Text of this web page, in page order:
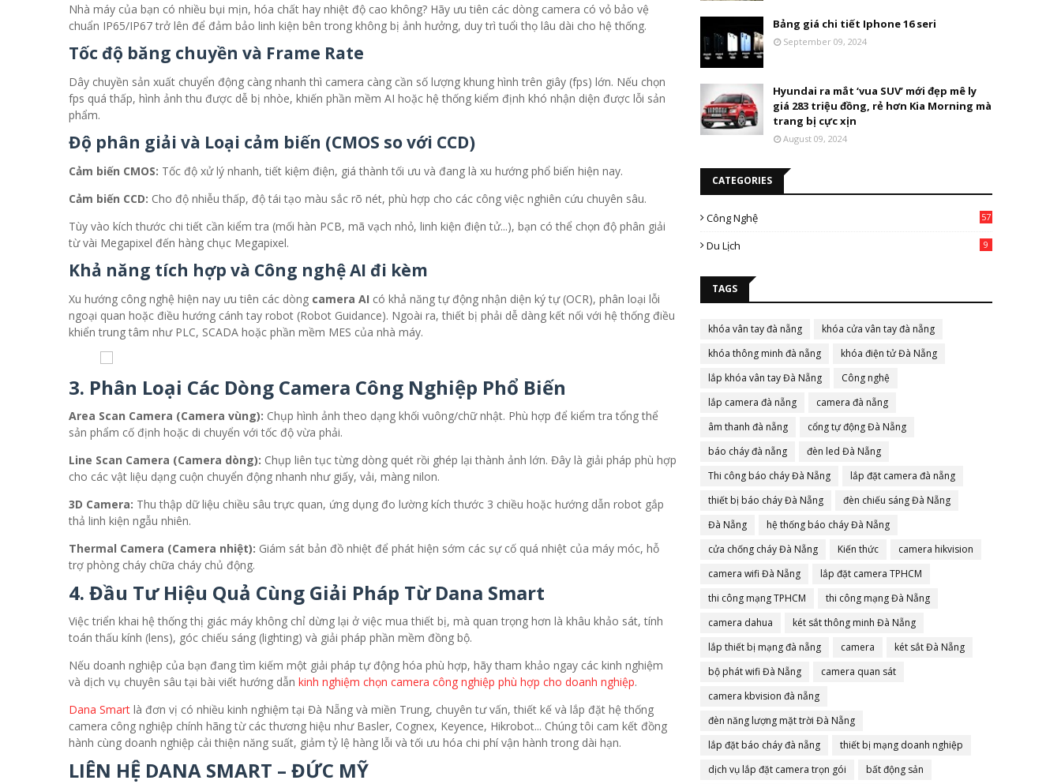
Nhà máy của bạn có nhiều bụi mịn, hóa chất hay nhiệt độ cao không? Hãy ưu tiên các dòng camera có vỏ bảo vệ
chuẩn IP65/IP67 trở lên để đảm bảo linh kiện bên trong không bị ảnh hưởng, duy trì tuổi thọ lâu dài cho hệ thống.
Tốc độ băng chuyền và Frame Rate
Dây chuyền sản xuất chuyển động càng nhanh thì camera càng cần số lượng khung hình trên giây (fps) lớn. Nếu chọn
fps quá thấp, hình ảnh thu được dễ bị nhòe, khiến phần mềm AI hoặc hệ thống kiểm định khó nhận diện được lỗi sản
phẩm.
Độ phân giải và Loại cảm biến (CMOS so với CCD)
Cảm biến CMOS: Tốc độ xử lý nhanh, tiết kiệm điện, giá thành tối ưu và đang là xu hướng phổ biến hiện nay.
Cảm biến CCD: Cho độ nhiễu thấp, độ tái tạo màu sắc rõ nét, phù hợp cho các công việc nghiên cứu chuyên sâu.
Tùy vào kích thước chi tiết cần kiểm tra (mối hàn PCB, mã vạch nhỏ, linh kiện điện tử...), bạn có thể chọn độ phân giải
từ vài Megapixel đến hàng chục Megapixel.
Khả năng tích hợp và Công nghệ AI đi kèm
Xu hướng công nghệ hiện nay ưu tiên các dòng camera AI có khả năng tự động nhận diện ký tự (OCR), phân loại lỗi
ngoại quan hoặc điều hướng cánh tay robot (Robot Guidance). Ngoài ra, thiết bị phải dễ dàng kết nối với hệ thống điều
khiển trung tâm như PLC, SCADA hoặc phần mềm MES của nhà máy.
3. Phân Loại Các Dòng Camera Công Nghiệp Phổ Biến
Area Scan Camera (Camera vùng): Chụp hình ảnh theo dạng khối vuông/chữ nhật. Phù hợp để kiểm tra tổng thể
sản phẩm cố định hoặc di chuyển với tốc độ vừa phải.
Line Scan Camera (Camera dòng): Chụp liên tục từng dòng quét rồi ghép lại thành ảnh lớn. Đây là giải pháp phù hợp
cho các vật liệu dạng cuộn chuyển động nhanh như giấy, vải, màng nilon.
3D Camera: Thu thập dữ liệu chiều sâu trực quan, ứng dụng đo lường kích thước 3 chiều hoặc hướng dẫn robot gắp
thả linh kiện ngẫu nhiên.
Thermal Camera (Camera nhiệt): Giám sát bản đồ nhiệt để phát hiện sớm các sự cố quá nhiệt của máy móc, hỗ
trợ phòng cháy chữa cháy chủ động.
4. Đầu Tư Hiệu Quả Cùng Giải Pháp Từ Dana Smart
Việc triển khai hệ thống thị giác máy không chỉ dừng lại ở việc mua thiết bị, mà quan trọng hơn là khâu khảo sát, tính
toán thấu kính (lens), góc chiếu sáng (lighting) và giải pháp phần mềm đồng bộ.
Nếu doanh nghiệp của bạn đang tìm kiếm một giải pháp tự động hóa phù hợp, hãy tham khảo ngay các kinh nghiệm
và dịch vụ chuyên sâu tại bài viết hướng dẫn kinh nghiệm chọn camera công nghiệp phù hợp cho doanh nghiệp.
Dana Smart là đơn vị có nhiều kinh nghiệm tại Đà Nẵng và miền Trung, chuyên tư vấn, thiết kế và lắp đặt hệ thống
camera công nghiệp chính hãng từ các thương hiệu như Basler, Cognex, Keyence, Hikrobot... Chúng tôi cam kết đồng
hành cùng doanh nghiệp cải thiện năng suất, giảm tỷ lệ hàng lỗi và tối ưu hóa chi phí vận hành trong dài hạn.
LIÊN HỆ DANA SMART – ĐỨC MỸ
Bảng giá chi tiết Iphone 16 seri
September 09, 2024
Hyundai ra mắt ‘vua SUV’ mới đẹp mê ly
giá 283 triệu đồng, rẻ hơn Kia Morning mà
trang bị cực xịn
August 09, 2024
CATEGORIES
Công Nghệ 57
Du Lịch 9
TAGS
khóa vân tay đà nẵng
khóa cửa vân tay đà nẵng
khóa thông minh đà nẵng
khóa điện tử Đà Nẵng
lắp khóa vân tay Đà Nẵng
Công nghệ
lắp camera đà nẵng
camera đà nẵng
âm thanh đà nẵng
cổng tự động Đà Nẵng
báo cháy đà nẵng
đèn led Đà Nẵng
Thi công báo cháy Đà Nẵng
lắp đặt camera đà nẵng
thiết bị báo cháy Đà Nẵng
đèn chiếu sáng Đà Nẵng
Đà Nẵng
hệ thống báo cháy Đà Nẵng
cửa chống cháy Đà Nẵng
Kiến thức
camera hikvision
camera wifi Đà Nẵng
lắp đặt camera TPHCM
thi công mạng TPHCM
thi công mạng Đà Nẵng
camera dahua
két sắt thông minh Đà Nẵng
lắp thiết bị mạng đà nẵng
camera
két sắt Đà Nẵng
bộ phát wifi Đà Nẵng
camera quan sát
camera kbvision đà nẵng
đèn năng lượng mặt trời Đà Nẵng
lắp đặt báo cháy đà nẵng
thiết bị mạng doanh nghiệp
dịch vụ lắp đặt camera trọn gói
bất động sản